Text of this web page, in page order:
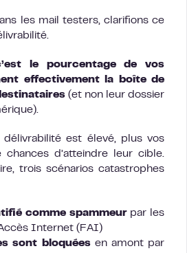
les mail testers, clarifions ce
le pourcentage de vos
effectivement la boîte de
(et non leur dossier
est élevé, plus vos
d’atteindre leur cible.
trois scénarios catastrophes
comme spammeurpar les
Internet (FAI)
sont bloquéesen amont par